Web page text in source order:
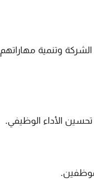
وتنمية مهاراتهم
الأداء الوظيفي.